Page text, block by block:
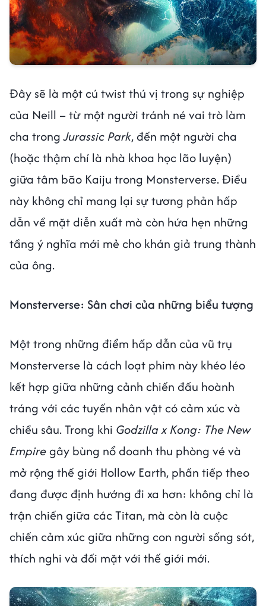
Đây sẽ là một cú twist thú vị trong sự nghiệp
của Neill – từ một người tránh né vai trò làm
cha trongJurassic Park, đến một người cha
(hoặc thậm chí là nhà khoa học lão luyện)
giữa tâm bão Kaiju trong Monsterverse. Điều
này không chỉ mang lại sự tương phản hấp
dẫn về mặt diễn xuất mà còn hứa hẹn những
tầng ý nghĩa mới mẻ cho khán giả trung thành
của ông.
Monsterverse: Sân chơi của những biểu tượng
Một trong những điểm hấp dẫn của vũ trụ
Monsterverse là cách loạt phim này khéo léo
kết hợp giữa những cảnh chiến đấu hoành
tráng với các tuyến nhân vật có cảm xúc và
chiều sâu. Trong khi Godzilla x Kong: The New
Empiregây bùng nổ doanh thu phòng vé và
mở rộng thế giới Hollow Earth, phần tiếp theo
đang được định hướng đi xa hơn: không chỉ là
trận chiến giữa các Titan, mà còn là cuộc
chiến cảm xúc giữa những con người sống sót,
thích nghi và đối mặt với thế giới mới.